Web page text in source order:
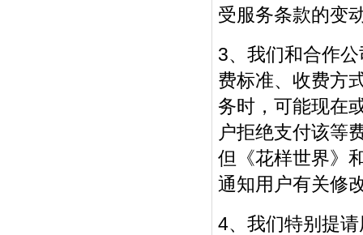
受服务条款的变
3、我们和合作
费标准、收费方
务时，可能现在
户拒绝支付该等
但《花样世界》
通知用户有关修
4、我们特别提